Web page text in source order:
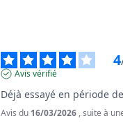
4
Avis vérifié
Déjà essayé en période
Avis du 16/03/2026 , suite à